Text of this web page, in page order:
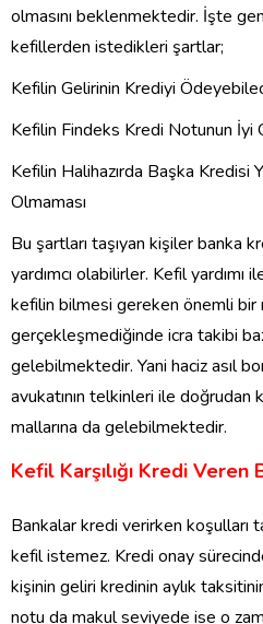
olmasını beklenmektedir. İşte
kefillerden istedikleri şartlar;
Kefilin Gelirinin Krediyi
Kefilin Findeks Kredi Notunun İyi
Kefilin Halihazırda Başka Kredisi
Olmaması
Bu şartları taşıyan kişiler banka
yardımcı olabilirler. Kefil
kefilin bilmesi gereken önemli
gerçekleşmediğinde icra takibi
gelebilmektedir. Yani haciz asıl
avukatının telkinleri ile
mallarına da gelebilmektedir.
Kefil Karşılığı Kredi Veren
Bankalar kredi verirken koşulları
kefil istemez. Kredi onay
kişinin geliri kredinin aylık
notu da makul seviyede ise o